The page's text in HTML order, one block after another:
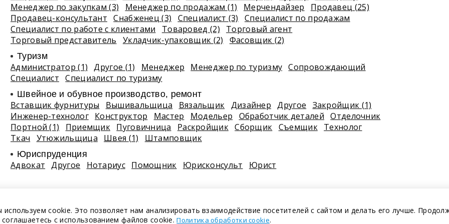
Менеджер по закупкам (3)
Менеджер по продажам (1) Мерчендайзер
Продавец (25)
Продавец-консультант
Снабженец (3) Специалист (3)
Специалист по продажам
Специалист по работе с клиентами
Товаровед (2)
Торговый агент
Торговый представитель
Укладчик-упаковщик (2) Фасовщик (2)
Туризм
Администратор (1) Другое (1) Менеджер Менеджер по туризму Сопровождающий
Специалист
Специалист по туризму
Швейное и обувное производство, ремонт
Вставщик фурнитуры Вышивальщица Вязальщик Дизайнер Другое
Закройщик (1)
Инженер-технолог Конструктор Мастер Модельер Обработчик деталей
Отделочник
Портной (1)
Приемщик Пуговичница Раскройщик Сборщик Съемщик Технолог
Ткач
Утюжильщица Швея (1) Штамповщик
Юриспруденция
Адвокат Другое Нотариус Помощник Юрисконсульт Юрист
cookie. Это позволяет нам анализировать взаимодействие посетителей с сайтом и делать его лучше.
с использованием файлов cookie.Политика обработки cookie.